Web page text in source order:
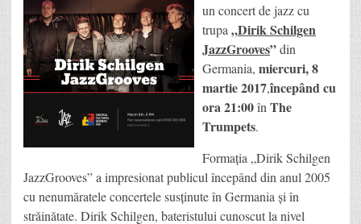
un concert de jazz cu
trupa „Dirik Schilgen
JazzGrooves”din
Germania, miercuri, 8
martie 2017,începând cu
ora 21:00în The
Trumpets.
Formaţia „Dirik Schilgen
JazzGrooves” a impresionat publicul începând din anul 2005
cu nenumăratele concertele susținute în Germania și în
străinătate. Dirik Schilgen, bateristului cunoscut la nivel